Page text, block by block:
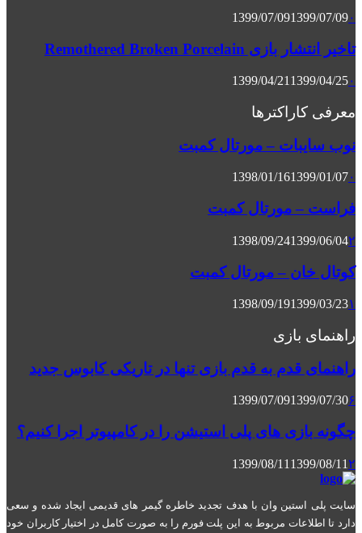
1399/07/091399/07/09۰
تاخیر انتشار بازی Remothered Broken Porcelain
1399/04/21 1399/04/25۰
معرفی کاراکترها
نوب سایبات – مورتال کمبت
1398/01/161399/01/07۰
فراست – مورتال کمبت
1398/09/241399/06/04۲
کوتال خان – مورتال کمبت
1398/09/191399/03/23۱
راهنمای بازی
راهنمای قدم به قدم بازی تنها در تاریکی کابوس جدید
1399/07/091399/07/30۶
چگونه بازی های پلی استیشن را در کامپیوتر اجرا کنیم؟
1399/08/11 1399/08/11 ۲
سایت پلی استین وان با هدف تجدید خاطره گیمر های قدیمی ایجاد شده و سعی
دارد تا اطلاعات مربوط به این پلت فورم را به صورت کامل در اختیار کاربران خود